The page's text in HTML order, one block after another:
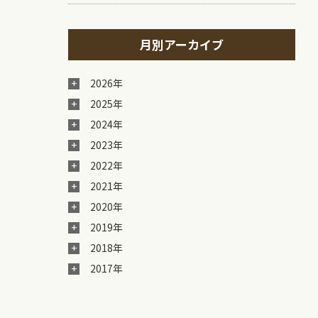
月別アーカイブ
2026年
2025年
2024年
2023年
2022年
2021年
2020年
2019年
2018年
2017年